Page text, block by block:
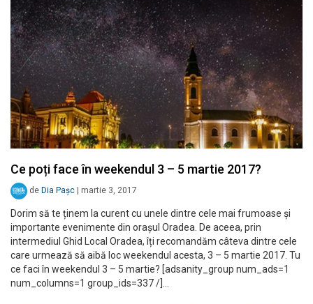
Ce poți face în weekendul 3 – 5 martie 2017?
de Dia Pașc martie 3, 2017
Dorim să te ținem la curent cu unele dintre cele mai frumoase și
importante evenimente din orașul Oradea. De aceea, prin
intermediul Ghid Local Oradea, îți recomandăm câteva dintre cele
care urmează să aibă loc weekendul acesta, 3 – 5 martie 2017. Tu
ce faci în weekendul 3 – 5 martie? [adsanity_group num_ads=1
num_columns=1 group_ids=337 /]…